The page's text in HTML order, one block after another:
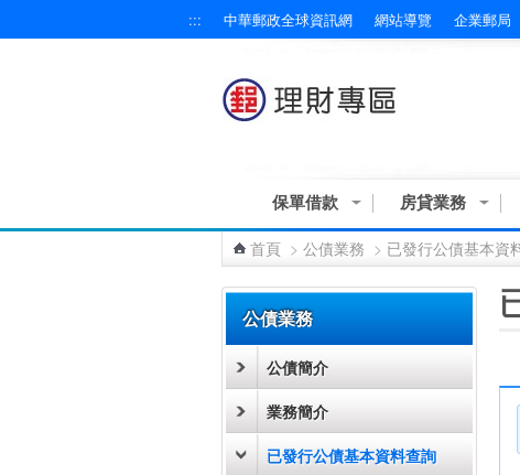
::: 中華郵政全球資訊網 網站導覽 企業郵局
保單借款 房貸業務
首頁 > 公債業務 > 已發行公債基本資
公債業務
公債簡介
業務簡介
已發行公債基本資料查詢